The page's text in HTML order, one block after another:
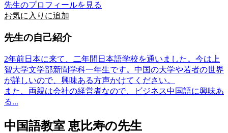
先生のプロフィールを見る
お気に入りに追加
先生の自己紹介
2年前日本に来て、二年間日本語学校を通いました。今は上
智大学文学部新聞学科一年生です。中国の大学や若者の世界
が詳しいので、興味ある方声かけてください。
また、両親は会社の経営者なので、ビジネス中国語に興味あ
る...
中国語教室 恵比寿の先生